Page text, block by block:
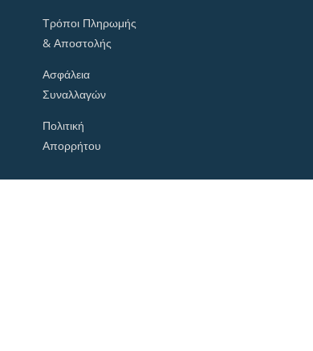
Τρόποι Πληρωμής
& Αποστολής
Ασφάλεια
Συναλλαγών
Πολιτική
Απορρήτου